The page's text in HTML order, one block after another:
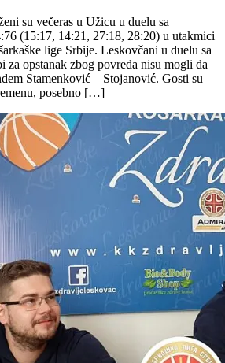
su večeras u Užicu u duelu sa
(15:17, 14:21, 27:18, 28:20) u utakmici
lige Srbije. Leskovčani u duelu sa
opstanak zbog povreda nisu mogli da
Stamenković – Stojanović. Gosti su
posebno […]